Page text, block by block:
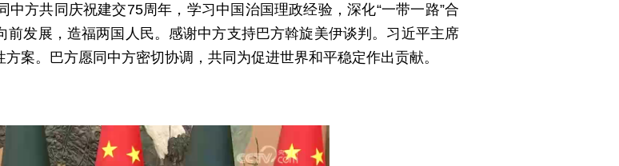
方共同庆祝建交75周年，学习中国治国理政经验，深化“一带一路”合
发展，造福两国人民。感谢中方支持巴方斡旋美伊谈判。习近平主席
案。巴方愿同中方密切协调，共同为促进世界和平稳定作出贡献。